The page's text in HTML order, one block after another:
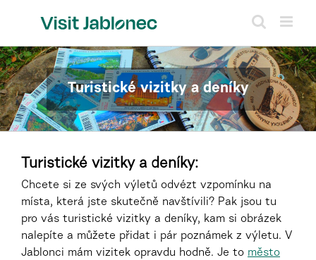
Turistické vizitky a deníky
Turistické vizitky a deníky:
Chcete si ze svých výletů odvézt vzpomínku na
místa, která jste skutečně navštívili? Pak jsou tu
pro vás turistické vizitky a deníky, kam si obrázek
nalepíte a můžete přidat i pár poznámek z výletu. V
Jablonci mám vizitek opravdu hodně. Je to město